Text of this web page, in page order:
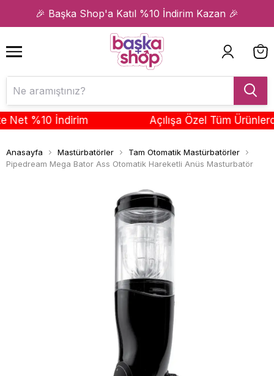
🎉 Başka Shop'a Katıl %10 İndirim Kazan 🎉
1 2
%10 İndirim Açılışa Özel Tüm Ürünlerde
Anasayfa Mastürbatörler
Tam Otomatik Mastürbatörler
Pipedream Mega Bator Ass Otomatik Hareketli Anüs Masturbatör